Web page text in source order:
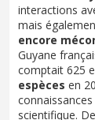
interactions
mais
encore
Guyane
comptait 625
espèces en
scientifique.